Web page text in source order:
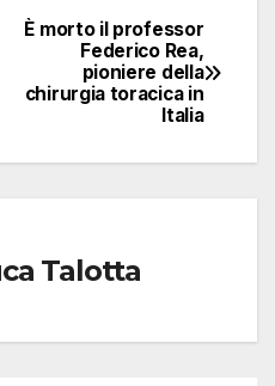
È morto il professor
Federico Rea,
pioniere della
chirurgia toracica in
Italia
Talotta